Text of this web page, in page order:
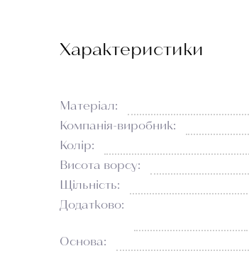
Характеристики
Матеріал:
Компанія-виробник:
Колір:
Висота ворсу:
Щільність:
Додатково:
Основа: